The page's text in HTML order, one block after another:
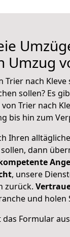
Umzug
Trier nach
sollen? Es
Trier nach
bis hin zum
Ihren
dann
, unsere
zurück.
und holen
das Formular